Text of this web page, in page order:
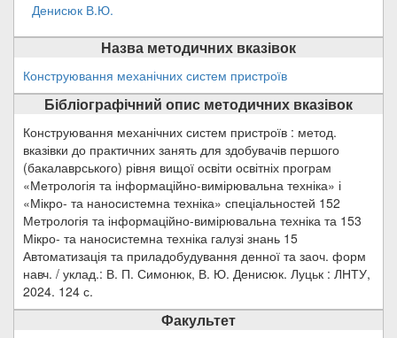
Денисюк В.Ю.
Назва методичних вказівок
Конструювання механічних систем пристроїв
Бібліографічний опис методичних вказівок
Конструювання механічних систем пристроїв : метод.
вказівки до практичних занять для здобувачів першого
(бакалаврського) рівня вищої освіти освітніх програм
«Метрологія та інформаційно-вимірювальна техніка» і
«Мікро- та наносистемна техніка» спеціальностей 152
Метрологія та інформаційно-вимірювальна техніка та 153
Мікро- та наносистемна техніка галузі знань 15
Автоматизація та приладобудування денної та заоч. форм
навч. / уклад.: В. П. Симонюк, В. Ю. Денисюк. Луцьк : ЛНТУ,
2024. 124 с.
Факультет